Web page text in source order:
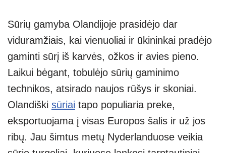
Sūrių gamyba Olandijoje prasidėjo dar
viduramžiais, kai vienuoliai ir ūkininkai pradėjo
gaminti sūrį iš karvės, ožkos ir avies pieno.
Laikui bėgant, tobulėjo sūrių gaminimo
technikos, atsirado naujos rūšys ir skoniai.
Olandiški sūriai tapo populiaria preke,
eksportuojama į visas Europos šalis ir už jos
ribų. Jau šimtus metų Nyderlanduose veikia